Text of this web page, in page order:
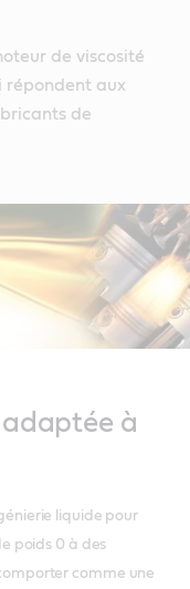
de viscosité
répondent aux
de
adaptée à
liquide pour
poids 0 à des
comme une